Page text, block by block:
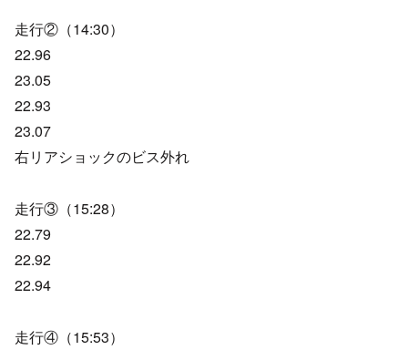
走行②（14:30）
22.96
23.05
22.93
23.07
右リアショックのビス外れ
走行③（15:28）
22.79
22.92
22.94
走行④（15:53）